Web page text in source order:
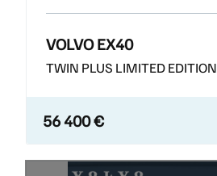
VOLVO EX40
TWIN PLUS LIMITED EDITION
56 400 €